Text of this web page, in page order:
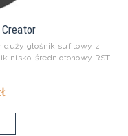
głośnik sufitowy z
nisko-średniotonowy RST